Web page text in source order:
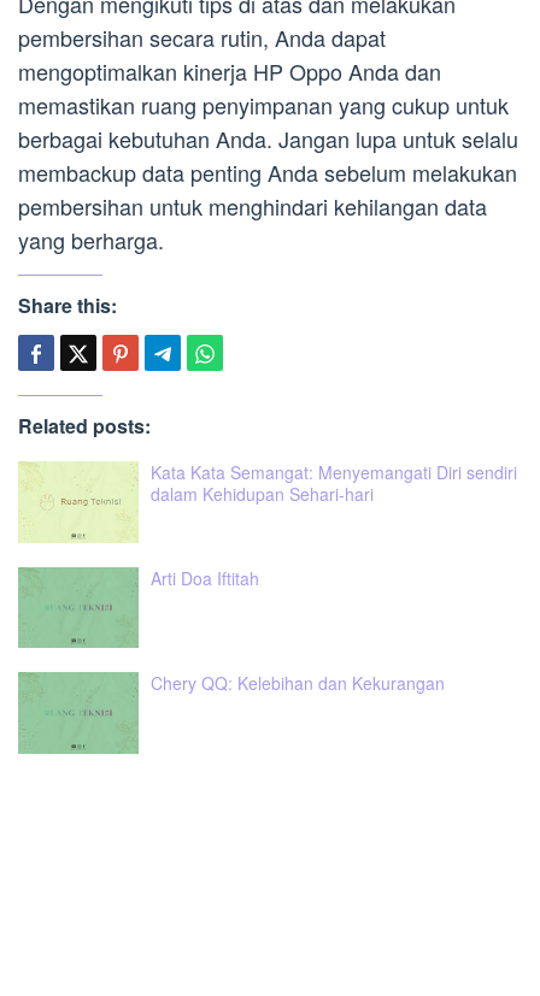
pembersihan secara rutin, Anda dapat
mengoptimalkan kinerja HP Oppo Anda dan
memastikan ruang penyimpanan yang cukup untuk
berbagai kebutuhan Anda. Jangan lupa untuk selalu
membackup data penting Anda sebelum melakukan
pembersihan untuk menghindari kehilangan data
yang berharga.
Share this:
Related posts:
Kata Kata Semangat: Menyemangati Diri sendiri
dalam Kehidupan Sehari-hari
Arti Doa Iftitah
Chery QQ: Kelebihan dan Kekurangan